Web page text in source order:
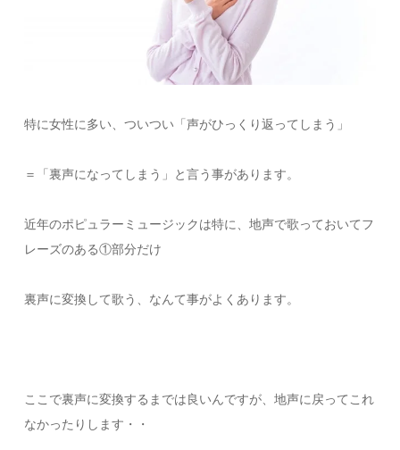
特に女性に多い、ついつい「声がひっくり返ってしまう」
＝「裏声になってしまう」と言う事があります。
近年のポピュラーミュージックは特に、地声で歌っておいてフ
レーズのある①部分だけ
裏声に変換して歌う、なんて事がよくあります。
ここで裏声に変換するまでは良いんですが、地声に戻ってこれ
なかったりします・・